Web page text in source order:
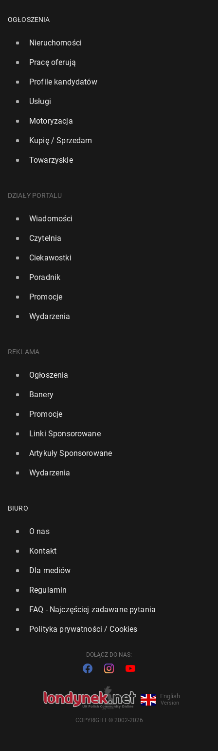
OGŁOSZENIA
Nieruchomości
Pracę oferują
Profile kandydatów
Usługi
Motoryzacja
Kupię / Sprzedam
Towarzyskie
DZIAŁY PORTALU
Wiadomości
Czytelnia
Ciekawostki
Poradnik
Promocje
Wydarzenia
REKLAMA
Ogłoszenia
Banery
Promocje
Linki Sponsorowane
Artykuły Sponsorowane
Wydarzenia
BIURO
O nas
Kontakt
Dla mediów
Regulamin
FAQ - Najczęściej zadawane pytania
Polityka prywatności / Cookies
DOŁĄCZ DO NAS:
English
Version
COPYRIGHT © 2002-2026